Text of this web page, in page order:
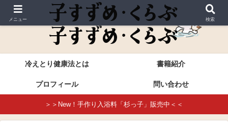
これが本当の冷えとり健康法・進藤幸恵公式サイト
冷えとり健康法とは 書籍紹介
プロフィール 問い合わせ
＞＞New！手作り入浴料「杉っ子」販売中＜＜
メニュー 検索